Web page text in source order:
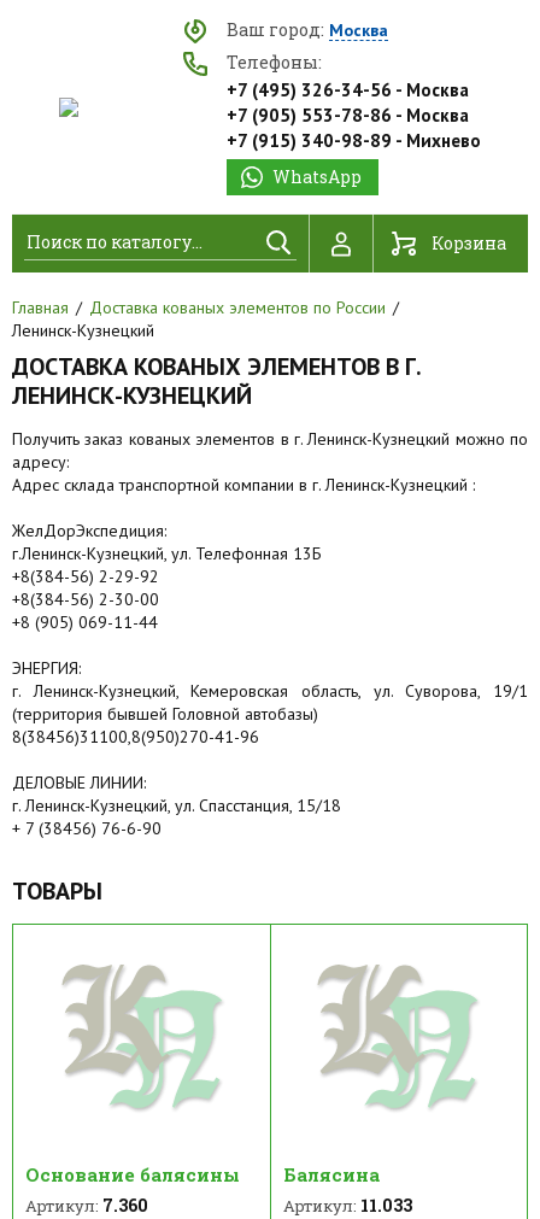
Ваш город: Москва
Телефоны:
+7 (495) 326-34-56 - Москва
+7 (905) 553-78-86 - Москва
+7 (915) 340-98-89 - Михнево
WhatsApp
Найти Корзина
Главная
Доставка кованых элементов по России
Ленинск-Кузнецкий
ДОСТАВКА КОВАНЫХ ЭЛЕМЕНТОВ В Г.
ЛЕНИНСК-КУЗНЕЦКИЙ
Получить заказ кованых элементов в г. Ленинск-Кузнецкий можно по
адресу:
Адрес склада транспортной компании в г. Ленинск-Кузнецкий :
ЖелДорЭкспедиция:
г.Ленинск-Кузнецкий, ул. Телефонная 13Б
+8(384-56) 2-29-92
+8(384-56) 2-30-00
+8 (905) 069-11-44
ЭНЕРГИЯ:
г. Ленинск-Кузнецкий, Кемеровская область, ул. Суворова, 19/1
(территория бывшей Головной автобазы)
8(38456)31100,8(950)270-41-96
ДЕЛОВЫЕ ЛИНИИ:
г. Ленинск-Кузнецкий, ул. Спасстанция, 15/18
+ 7 (38456) 76-6-90
ТОВАРЫ
Основание балясины
Артикул: 7.360
Балясина
Артикул: 11.033